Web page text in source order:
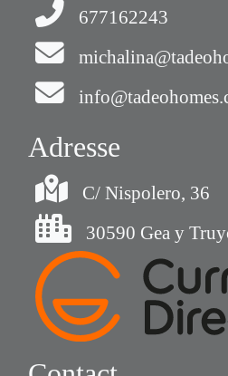
677162243
Adresse
C/ Nispolero, 36
30590 Gea y